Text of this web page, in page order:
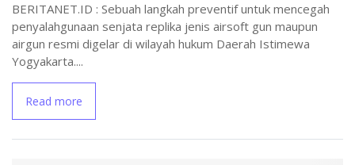
BERITANET.ID : Sebuah langkah preventif untuk mencegah
penyalahgunaan senjata replika jenis airsoft gun maupun
airgun resmi digelar di wilayah hukum Daerah Istimewa
Yogyakarta....
Read more